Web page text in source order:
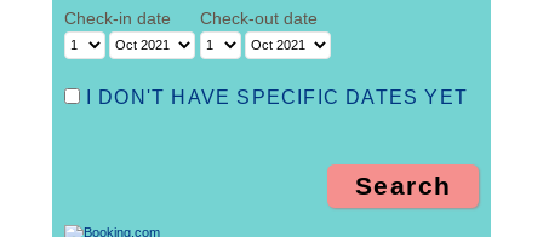
Check-in date Check-out date
I DON'T HAVE SPECIFIC DATES YET